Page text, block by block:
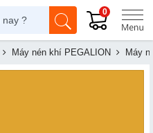
0
Máy nén khí PEGALION Máy